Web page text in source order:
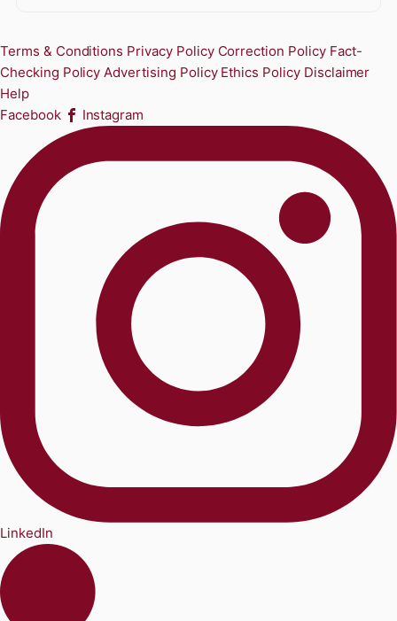
Terms & Conditions Privacy Policy Correction Policy Fact-
Checking Policy Advertising Policy Ethics Policy Disclaimer
Help
Facebook
Instagram
LinkedIn